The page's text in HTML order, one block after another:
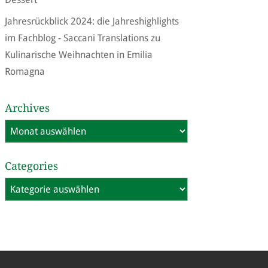
Jahresrückblick 2024: die Jahreshighlights
im Fachblog - Saccani Translationszu
Kulinarische Weihnachten in Emilia
Romagna
Archives
Archives
Categories
Categories